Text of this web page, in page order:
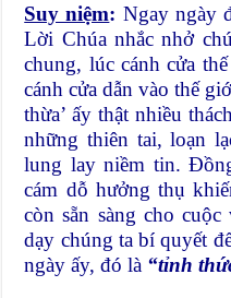
Suy niệm: Ngay ngày
Lời Chúa nhắc nhở
chung, lúc cánh cửa
cánh cửa dẫn vào thế
thừa’ ấy thật nhiều
những thiên tai, loạn
lung lay niềm tin.
cám dỗ hưởng thụ
còn sẵn sàng cho
dạy chúng ta bí quyết
ngày ấy, đó là “tỉnh